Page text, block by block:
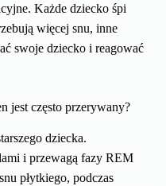
Każde dziecko śpi
więcej snu, inne
swoje dziecko i reagować
jest często przerywany?
dziecka.
i przewagą fazy REM
płytkiego, podczas